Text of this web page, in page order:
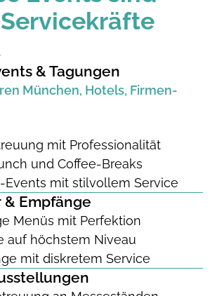
& Tagungen
München, Hotels, Firmen-
mit Professionalität
und Coffee-Breaks
Events mit stilvollem Service
Empfänge
Menüs mit Perfektion
auf höchstem Niveau
mit diskretem Service